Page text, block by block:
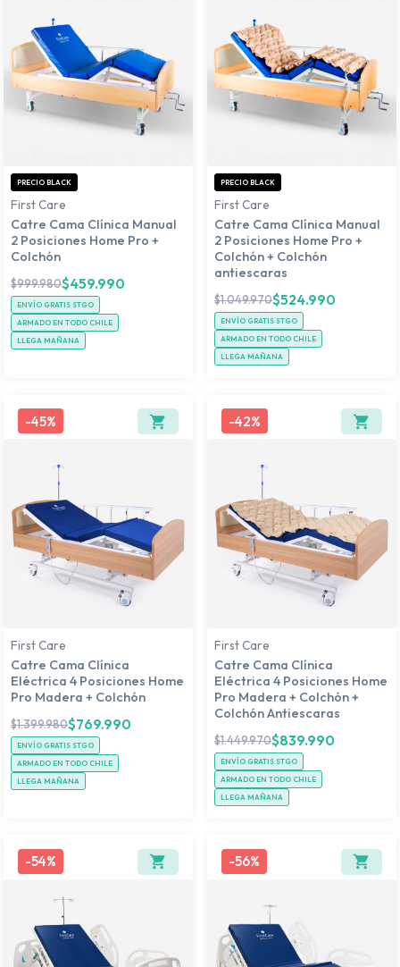
PRECIO BLACK
First Care
Catre Cama Clínica Manual
2 Posiciones Home Pro +
Colchón
$999.980$459.990
ENVÍO GRATIS STGO
ARMADO EN TODO CHILE
LLEGA MAÑANA
PRECIO BLACK
First Care
Catre Cama Clínica Manual
2 Posiciones Home Pro +
Colchón + Colchón
antiescaras
$1.049.970$524.990
ENVÍO GRATIS STGO
ARMADO EN TODO CHILE
LLEGA MAÑANA
-45%
First Care
Catre Cama Clínica
Eléctrica 4 Posiciones Home
Pro Madera + Colchón
$1.399.980$769.990
ENVÍO GRATIS STGO
ARMADO EN TODO CHILE
LLEGA MAÑANA
-42%
First Care
Catre Cama Clínica
Eléctrica 4 Posiciones Home
Pro Madera + Colchón +
Colchón Antiescaras
$1.449.970$839.990
ENVÍO GRATIS STGO
ARMADO EN TODO CHILE
LLEGA MAÑANA
-54% -56%